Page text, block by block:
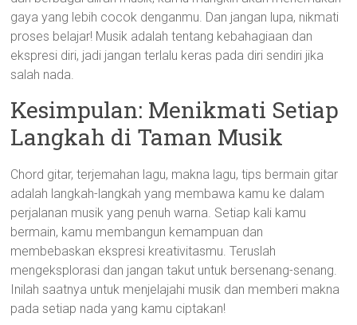
gaya yang lebih cocok denganmu. Dan jangan lupa, nikmati
proses belajar! Musik adalah tentang kebahagiaan dan
ekspresi diri, jadi jangan terlalu keras pada diri sendiri jika
salah nada.
Kesimpulan: Menikmati Setiap
Langkah di Taman Musik
Chord gitar, terjemahan lagu, makna lagu, tips bermain gitar
adalah langkah-langkah yang membawa kamu ke dalam
perjalanan musik yang penuh warna. Setiap kali kamu
bermain, kamu membangun kemampuan dan
membebaskan ekspresi kreativitasmu. Teruslah
mengeksplorasi dan jangan takut untuk bersenang-senang.
Inilah saatnya untuk menjelajahi musik dan memberi makna
pada setiap nada yang kamu ciptakan!